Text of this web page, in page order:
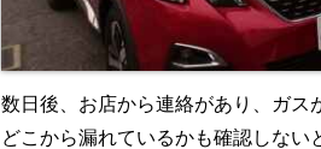
数日後、お店から連絡があり、ガス
どこから漏れているかも確認しない